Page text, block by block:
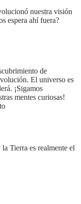
espera ahí fuera?
El universo es
¡Sigamos
mentes curiosas!